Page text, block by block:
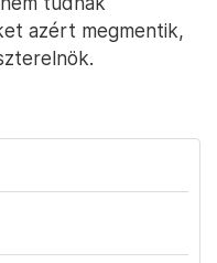
azért megmentik,